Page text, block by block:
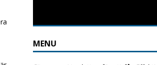
MENU